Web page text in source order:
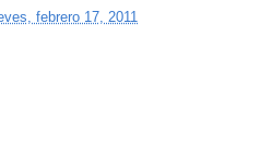
febrero 17, 2011